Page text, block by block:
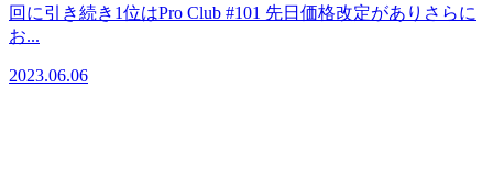
回に引き続き1位はPro Club #101 先日価格改定がありさらに
お...
2023.06.06